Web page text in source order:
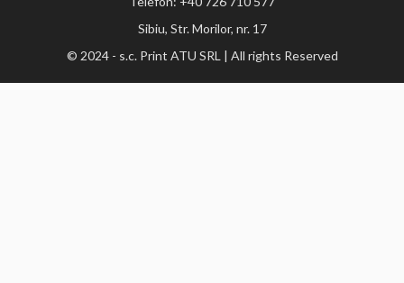
Sibiu, Str. Morilor, nr. 17
© 2024 - s.c. Print ATU SRL | All rights Reserved